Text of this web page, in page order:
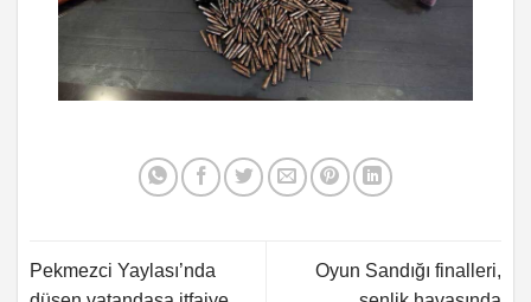
Pekmezci Yaylası’nda
Oyun Sandığı finalleri,